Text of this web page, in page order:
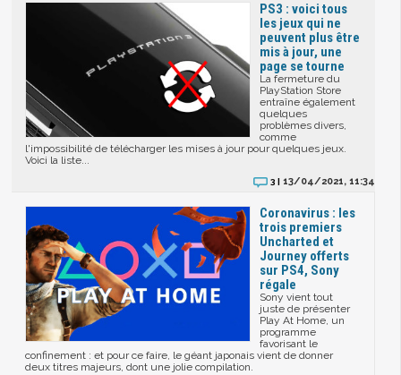
PS3 : voici tous
les jeux qui ne
peuvent plus être
mis à jour, une
page se tourne
La fermeture du
PlayStation Store
entraîne également
quelques
problèmes divers,
comme
l'impossibilité de télécharger les mises à jour pour quelques jeux.
Voici la liste...
3 | 13/04/2021, 11:34
Coronavirus : les
trois premiers
Uncharted et
Journey offerts
sur PS4, Sony
régale
Sony vient tout
juste de présenter
Play At Home, un
programme
favorisant le
confinement : et pour ce faire, le géant japonais vient de donner
deux titres majeurs, dont une jolie compilation.